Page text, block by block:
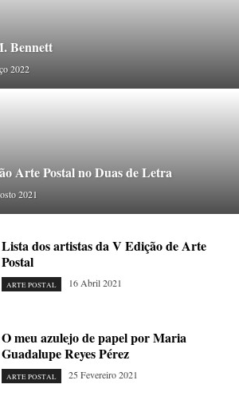
VISUAL
TEMPORÁRIO TOPOGRAFIAS
TYPO
Bennett
2022
Arte Postal no Duas de Letra
2021
Lista dos artistas da V Edição de Arte
Postal
ARTE POSTAL 16 Abril 2021
O meu azulejo de papel por Maria
Guadalupe Reyes Pérez
ARTE POSTAL 25 Fevereiro 2021